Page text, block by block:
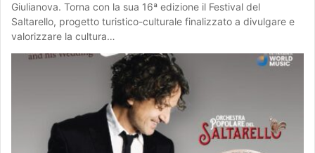
Giulianova. Torna con la sua 16ª edizione il Festival del
Saltarello, progetto turistico-culturale finalizzato a divulgare e
valorizzare la cultura…